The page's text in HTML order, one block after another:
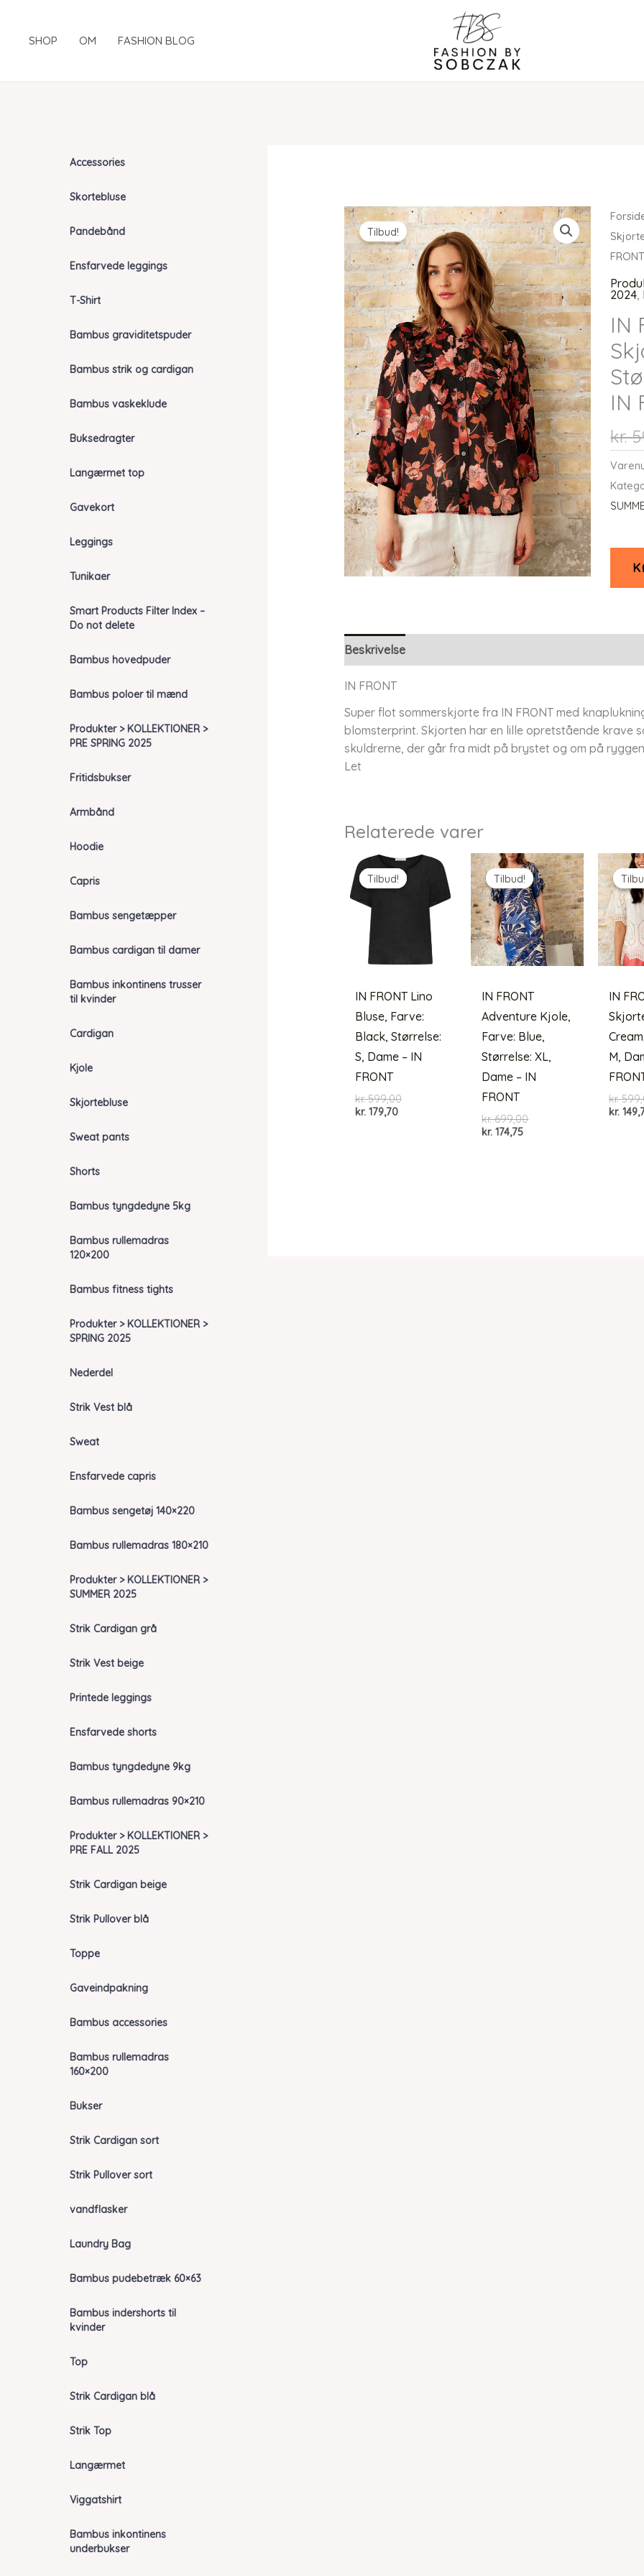
SHOP OM FASHION BLOG
Accessories
Skortebluse
Pandebånd
Ensfarvede leggings
T-Shirt
Bambus graviditetspuder
Bambus strik og cardigan
Bambus vaskeklude
Buksedragter
Langærmet top
Gavekort
Leggings
Tunikaer
Smart Products Filter Index –
Do not delete
Bambus hovedpuder
Bambus poloer til mænd
Produkter > KOLLEKTIONER >
PRE SPRING 2025
Fritidsbukser
Armbånd
Hoodie
Capris
Bambus sengetæpper
Bambus cardigan til damer
Bambus inkontinens trusser
til kvinder
Cardigan
Kjole
Skjortebluse
Sweat pants
Shorts
Bambus tyngdedyne 5kg
Bambus rullemadras
120×200
Bambus fitness tights
Produkter > KOLLEKTIONER >
SPRING 2025
Nederdel
Strik Vest blå
Sweat
Ensfarvede capris
Bambus sengetøj 140×220
Bambus rullemadras 180×210
Produkter > KOLLEKTIONER >
SUMMER 2025
Strik Cardigan grå
Strik Vest beige
Printede leggings
Ensfarvede shorts
Bambus tyngdedyne 9kg
Bambus rullemadras 90×210
Produkter > KOLLEKTIONER >
PRE FALL 2025
Strik Cardigan beige
Strik Pullover blå
Toppe
Gaveindpakning
Bambus accessories
Bambus rullemadras
160×200
Bukser
Strik Cardigan sort
Strik Pullover sort
vandflasker
Laundry Bag
Bambus pudebetræk 60×63
Bambus indershorts til
kvinder
Top
Strik Cardigan blå
Strik Top
Langærmet
Viggatshirt
Bambus inkontinens
underbukser
Tilbud!
FRONT
2024,
IN
IN
kr.
Beskrivelse
IN FRONT
Super flot sommerskjorte fra IN FRONT med
blomsterprint. Skjorten har en lille opretstående krave
skuldrerne, der går fra midt på brystet og om på
Let
Relaterede varer
Tilbud!
Tilbud!
IN FRONT Lino
Bluse, Farve:
Black, Størrelse:
S, Dame – IN
FRONT
kr.599,00Den
kr.179,70Den
Tilbud!
Tilbud!
IN FRONT
Adventure Kjole,
Farve: Blue,
Størrelse: XL,
Dame – IN
FRONT
kr.699,00Den
kr. 174,75Den
IN
M,
kr.
kr.